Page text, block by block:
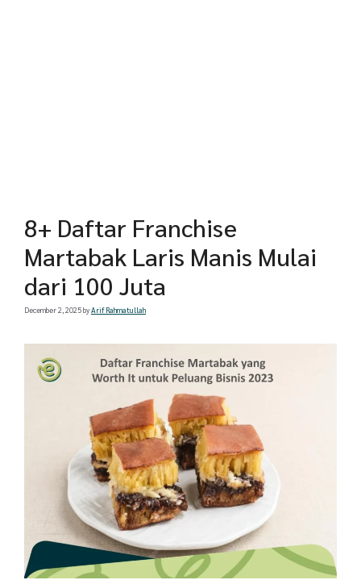
8+ Daftar Franchise
Martabak Laris Manis Mulai
dari 100 Juta
December 2, 2025byArif Rahmatullah